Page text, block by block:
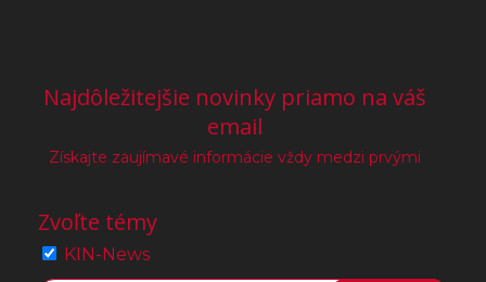
Najdôležitejšie novinky priamo na váš
email
Získajte zaujímavé informácie vždy medzi prvými
Zvoľte témy
KIN-News